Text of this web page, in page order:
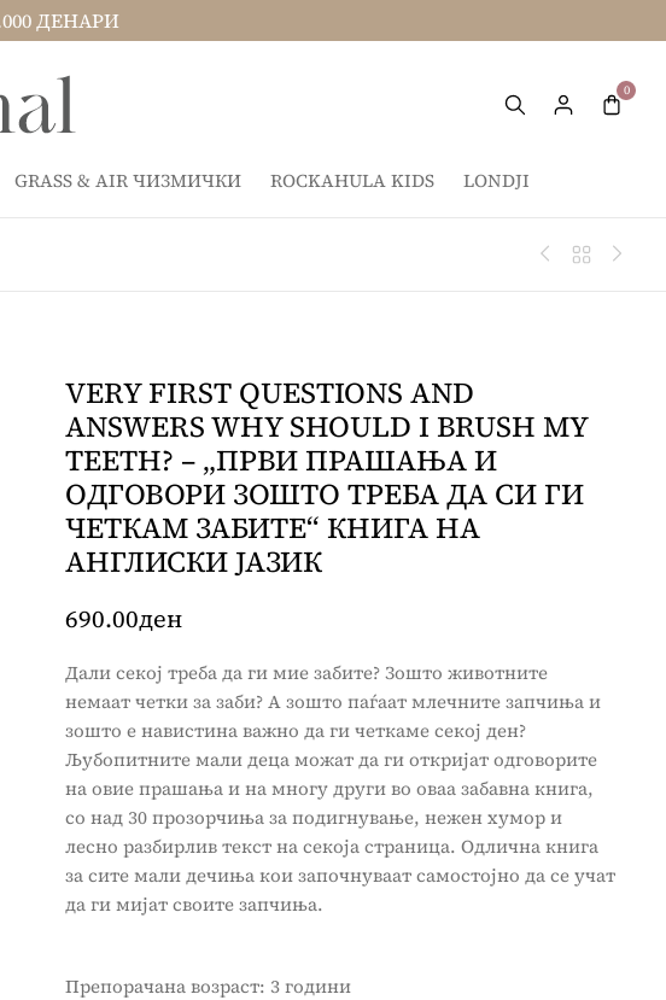
ДЕНАРИ
GRASS & AIR ЧИЗМИЧКИ ROCKAHULA KIDS LONDJI
VERY FIRST QUESTIONS AND
ANSWERS WHY SHOULD I BRUSH MY
TEETH? – „ПРВИ ПРАШАЊА И
ОДГОВОРИ ЗОШТО ТРЕБА ДА СИ ГИ
ЧЕТКАМ ЗАБИТЕ“ КНИГА НА
АНГЛИСКИ ЈАЗИК
690.00ден
Дали секој треба да ги мие забите? Зошто животните
немаат четки за заби? А зошто паѓаат млечните запчиња и
зошто е навистина важно да ги четкаме секој ден?
Љубопитните мали деца можат да ги откријат одговорите
на овие прашања и на многу други во оваа забавна книга,
со над 30 прозорчиња за подигнување, нежен хумор и
лесно разбирлив текст на секоја страница. Одлична книга
за сите мали дечиња кои започнуваат самостојно да се учат
да ги мијат своите запчиња.
Препорачана возраст: 3 години